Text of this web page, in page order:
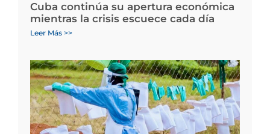
Cuba continúa su apertura económica
mientras la crisis escuece cada día
Leer Más >>